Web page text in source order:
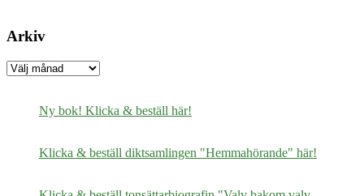
Arkiv
Arkiv
Ny bok! Klicka & beställ här!
Klicka & beställ diktsamlingen "Hemmahörande" här!